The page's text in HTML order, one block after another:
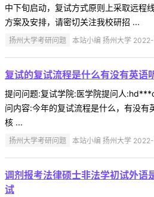
中下旬启动，复试方式原则上采取远程
方案及安排，请密切关注我校研招 ...
扬州大学考研问题 本站小编 扬州大学
复试的复试流程是什么有没有英语
提问问题:复试学院:医学院提问人
问内容:今年的复试流程是什么，有没有
核 ...
扬州大学考研问题 本站小编 扬州大学
调剂报考法律硕士非法学初试外语
试